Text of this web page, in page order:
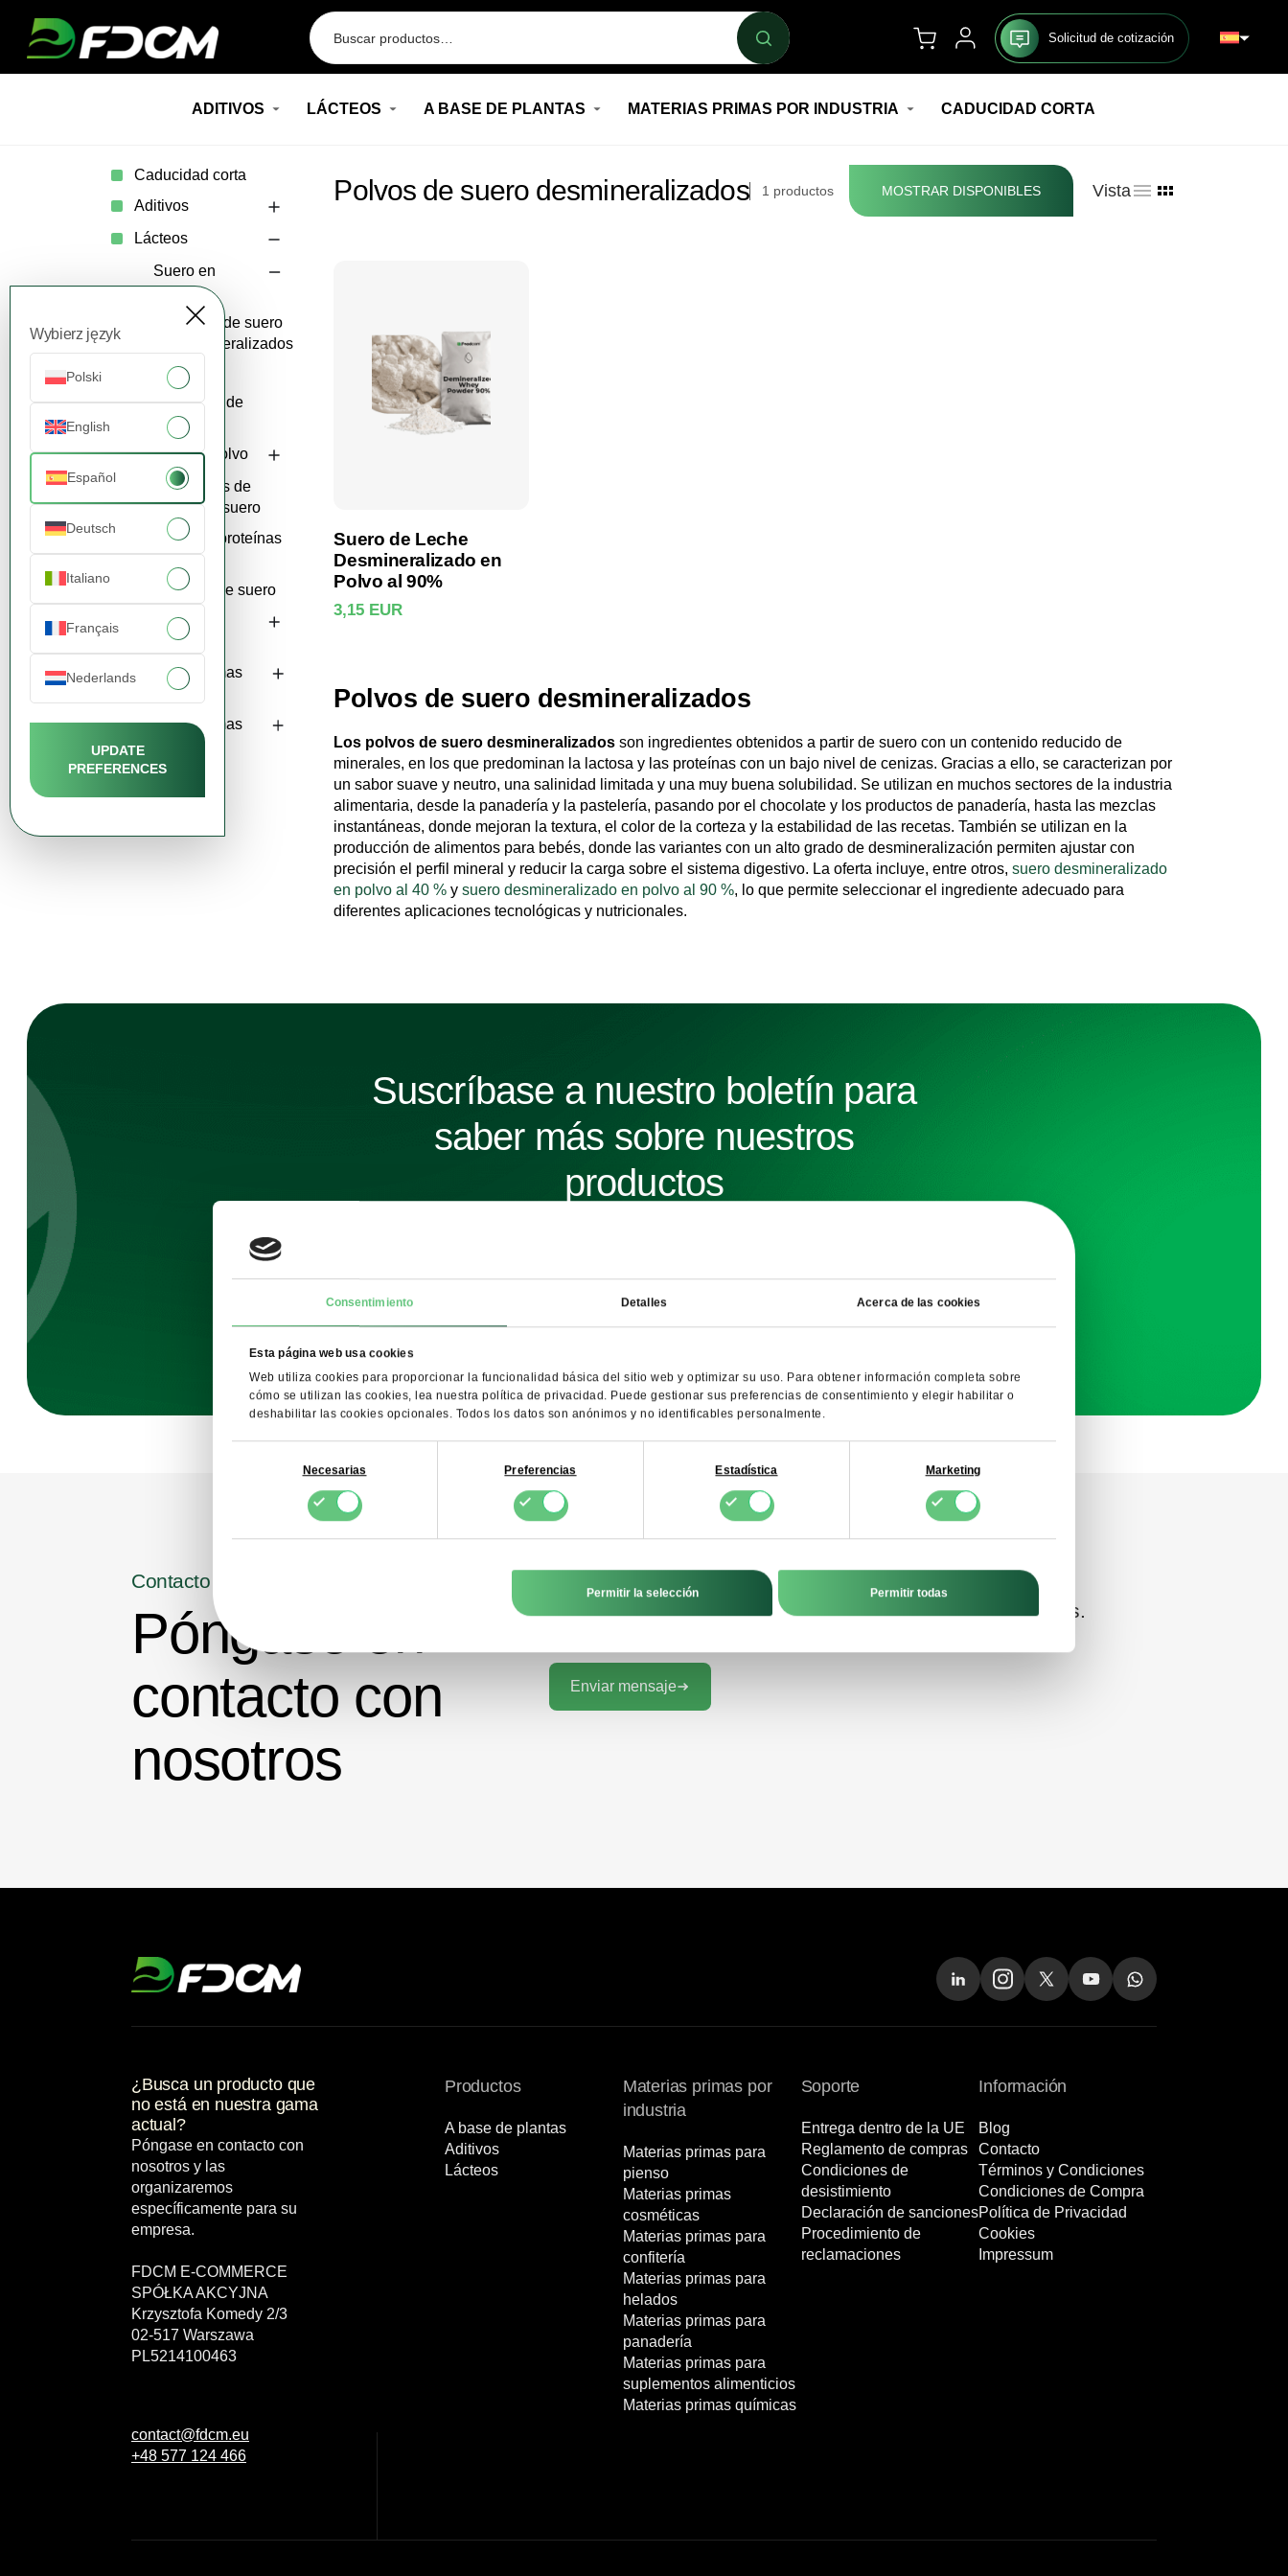
Consentimiento Detalles Acerca de las cookies
Esta página web usa cookies
Web utiliza cookies para proporcionar la funcionalidad básica del sitio web y optimizar su uso. Para obtener información completa sobre
cómo se utilizan las cookies, lea nuestra política de privacidad. Puede gestionar sus preferencias de consentimiento y elegir habilitar o
deshabilitar las cookies opcionales. Todos los datos son anónimos y no identificables personalmente.
consentimiento
Necesarias Preferencias Estadística Marketing
Permitir la selección Permitir todas
Wybierz język
Polski
English
Español
Deutsch
Italiano
Français
Nederlands
UPDATE
PREFERENCES
Solicitud de cotización
ADITIVOS LÁCTEOS A BASE DE PLANTAS MATERIAS PRIMAS POR INDUSTRIA CADUCIDAD CORTA
Caducidad corta
Aditivos
Lácteos
Suero en
Polvo
Polvos de suero
desmineralizados
Caseínas
Productos de
Huevo
Leches en Polvo
Concentrados de
proteínas de suero
Aislados de proteínas
de suero
Permeados de suero
A base de
plantas
Materias primas
por industria
Materias primas
para pienso
Polvos de suero desmineralizados 1 productos MOSTRAR DISPONIBLES Vista
Ver producto
Suero de Leche
Desmineralizado en
Polvo al 90%
3,15 EUR
Polvos de suero desmineralizados
Los polvos de suero desmineralizados son ingredientes obtenidos a partir de suero con un contenido reducido de
minerales, en los que predominan la lactosa y las proteínas con un bajo nivel de cenizas. Gracias a ello, se caracterizan por
un sabor suave y neutro, una salinidad limitada y una muy buena solubilidad. Se utilizan en muchos sectores de la industria
alimentaria, desde la panadería y la pastelería, pasando por el chocolate y los productos de panadería, hasta las mezclas
instantáneas, donde mejoran la textura, el color de la corteza y la estabilidad de las recetas. También se utilizan en la
producción de alimentos para bebés, donde las variantes con un alto grado de desmineralización permiten ajustar con
precisión el perfil mineral y reducir la carga sobre el sistema digestivo. La oferta incluye, entre otros,suero desmineralizado
en polvo al 40 % ysuero desmineralizado en polvo al 90 %, lo que permite seleccionar el ingrediente adecuado para
diferentes aplicaciones tecnológicas y nutricionales.
Suscríbase a nuestro boletín para
saber más sobre nuestros
productos
COMMERCE S.A. con el fin de prestar el servicio de boletín informativo. Entiendo que
Contacto
Póngase en
contacto con
nosotros
Póngase en contacto a través del formulario y recibirá
respuesta a cualquier pregunta en un plazo de 4 horas.
Enviar mensaje
¿Busca un producto que
no está en nuestra gama
actual?
Póngase en contacto con
nosotros y las
organizaremos
específicamente para su
empresa.
FDCM E-COMMERCE
SPÓŁKA AKCYJNA
Krzysztofa Komedy 2/3
02-517 Warszawa
PL5214100463
contact@fdcm.eu
+48 577 124 466
Productos
A base de plantas
Aditivos
Lácteos
Materias primas por
industria
Materias primas para
pienso
Materias primas
cosméticas
Materias primas para
confitería
Materias primas para
helados
Materias primas para
panadería
Materias primas para
suplementos alimenticios
Materias primas químicas
Soporte
Entrega dentro de la UE
Reglamento de compras
Condiciones de
desistimiento
Declaración de sanciones
Procedimiento de
reclamaciones
Información
Blog
Contacto
Términos y Condiciones
Condiciones de Compra
Política de Privacidad
Cookies
Impressum